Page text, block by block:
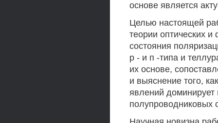
основе является
Целью настоящей
теории оптических и
состояния
р - и п -типа и
их основе,
и выяснение того,
явлений доминирует
полупроводниковых